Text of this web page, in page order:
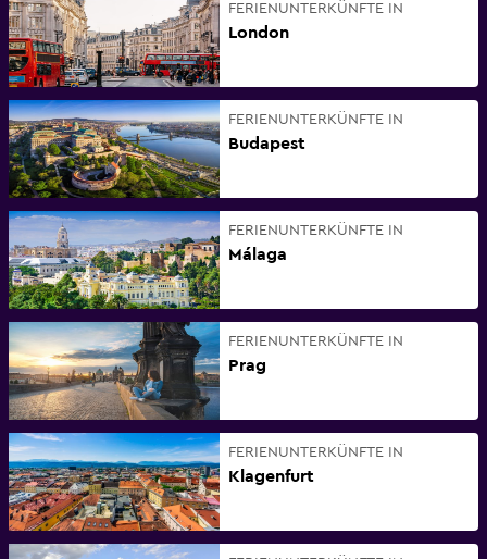
FERIENUNTERKÜNFTE IN
London
FERIENUNTERKÜNFTE IN
Budapest
FERIENUNTERKÜNFTE IN
Málaga
FERIENUNTERKÜNFTE IN
Prag
FERIENUNTERKÜNFTE IN
Klagenfurt